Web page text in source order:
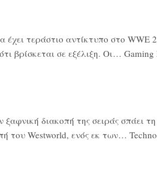
τεράστιο αντίκτυπο στο
βρίσκεται σε εξέλιξη. Οι…
διακοπή της σειράς
του Westworld, ενός εκ των…